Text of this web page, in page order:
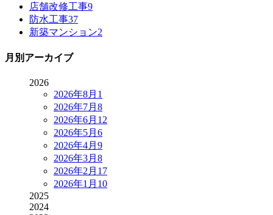
店舗改修工事9
防水工事37
新築マンション2
月別アーカイブ
2026
2026年8月 1
2026年7月 8
2026年6月 12
2026年5月 6
2026年4月 9
2026年3月 8
2026年2月 17
2026年1月 10
2025
2024